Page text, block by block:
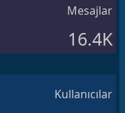
Mesajlar
16.4K
Kullanıcılar